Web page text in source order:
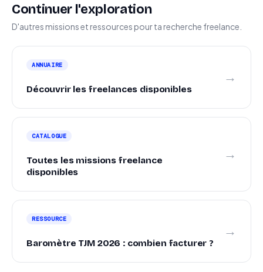
Continuer l'exploration
D'autres missions et ressources pour ta recherche freelance.
ANNUAIRE
Découvrir les freelances disponibles
→
CATALOGUE
Toutes les missions freelance
disponibles
→
RESSOURCE
Baromètre TJM 2026 : combien facturer ?
→